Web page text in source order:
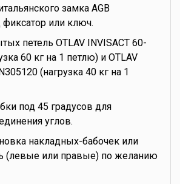
замка AGB
фиксатор или ключ.
петель OTLAV INVISACT 60-
60 кг на 1 петлю) и OTLAV
(нагрузка 40 кг на 1
под 45 градусов для
углов.
накладных-бабочек или
(левые или правые) по желанию